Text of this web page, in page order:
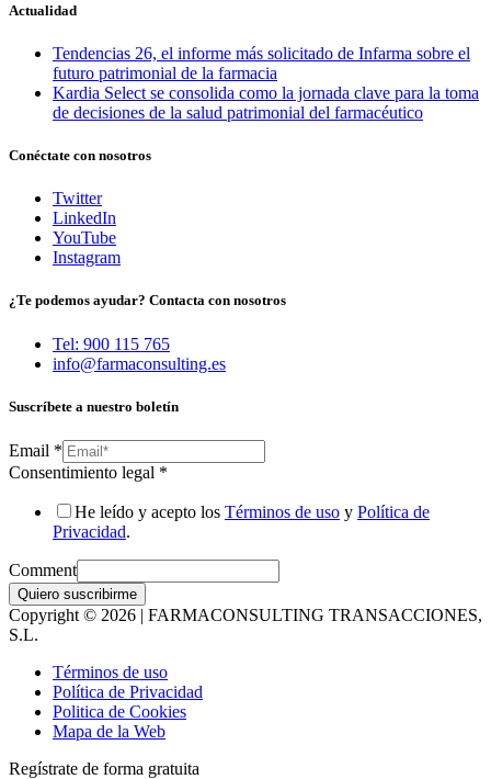
Actualidad
Tendencias 26, el informe más solicitado de Infarma sobre el
futuro patrimonial de la farmacia
Kardia Select se consolida como la jornada clave para la toma
de decisiones de la salud patrimonial del farmacéutico
Conéctate con nosotros
Twitter
LinkedIn
YouTube
Instagram
¿Te podemos ayudar? Contacta con nosotros
Tel: 900 115 765
info@farmaconsulting.es
Suscríbete a nuestro boletín
Email *
Consentimiento legal *
He leído y acepto los Términos de uso y Política de
Privacidad.
Comment
Quiero suscribirme
Copyright © 2026 | FARMACONSULTING TRANSACCIONES,
S.L.
Términos de uso
Política de Privacidad
Politica de Cookies
Mapa de la Web
Regístrate de forma gratuita